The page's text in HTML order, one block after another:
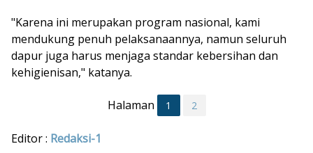
"Karena ini merupakan program nasional, kami
mendukung penuh pelaksanaannya, namun seluruh
dapur juga harus menjaga standar kebersihan dan
kehigienisan," katanya.
Halaman 1 2
Editor : Redaksi-1